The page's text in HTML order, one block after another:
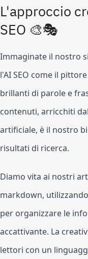
L'approccio
SEO 🎨🎭
Immaginate il nostro
l'AI SEO come il
brillanti di parole e
contenuti, arricchiti
artificiale, è il nostro
risultati di ricerca.
Diamo vita ai nostri
markdown,
per organizzare le
accattivante. La
lettori con un